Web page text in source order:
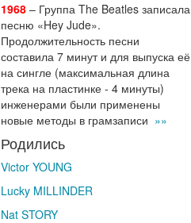
1968– Группа The Beatles записала
песню «Hey Jude».
Продолжительность песни
составила 7 минут и для выпуска её
на сингле (максимальная длина
трека на пластинке - 4 минуты)
инженерами были применены
новые методы в грамзаписи »»
Родились
Victor YOUNG
Lucky MILLINDER
Nat STORY